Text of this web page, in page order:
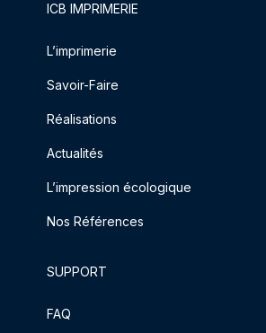
ICB IMPRIMERIE
L’imprimerie
Savoir-Faire
Réalisations
Actualités
L’impression écologique
Nos Références
SUPPORT
FAQ